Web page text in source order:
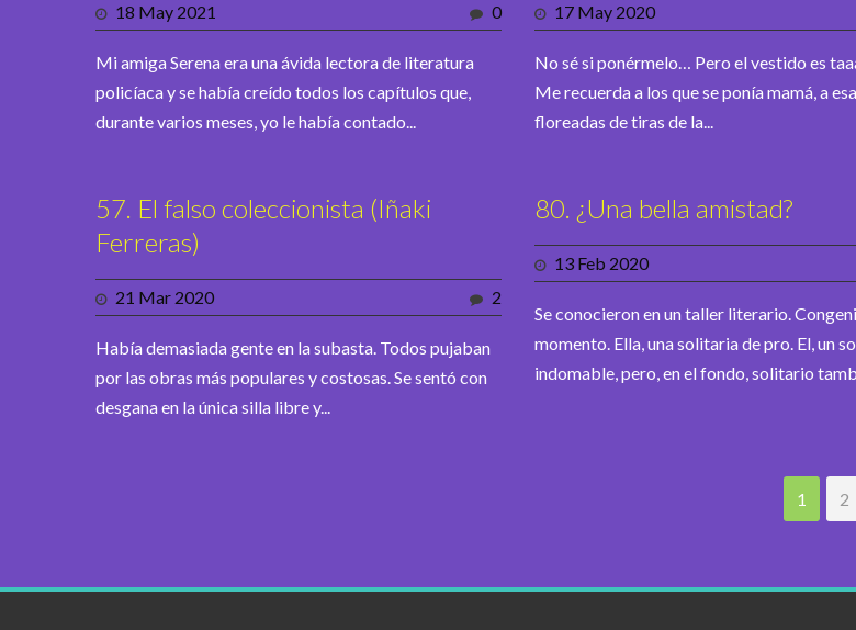
18 May 2021 0
Mi amiga Serena era una ávida lectora de literatura
policíaca y se había creído todos los capítulos que,
durante varios meses, yo le había contado...
17 May 2020
No sé si ponérmelo… Pero el vestido es
Me recuerda a los que se ponía mamá, a
floreadas de tiras de la...
57. El falso coleccionista (Iñaki
Ferreras)
21 Mar 2020 2
Había demasiada gente en la subasta. Todos pujaban
por las obras más populares y costosas. Se sentó con
desgana en la única silla libre y...
80. ¿Una bella amistad?
13 Feb 2020
Se conocieron en un taller literario.
momento. Ella, una solitaria de pro. El, un
indomable, pero, en el fondo, solitario
1 2